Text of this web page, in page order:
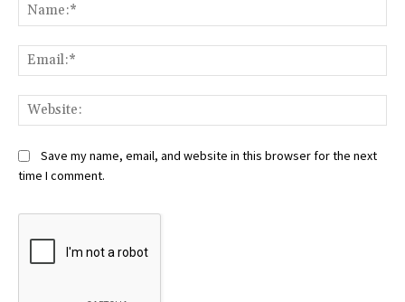
Save my name, email, and website in this browser for the next
time I comment.